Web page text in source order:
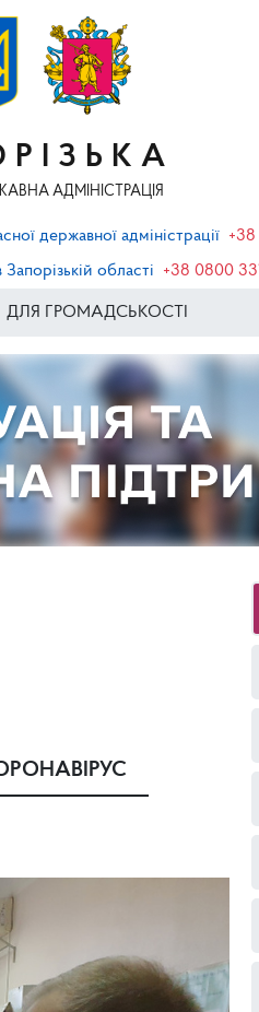
АДМІНІСТРАЦІЯ
державної адміністрації
Запорізькій області
+38 0800
ДЛЯ ГРОМАДСЬКОСТІ